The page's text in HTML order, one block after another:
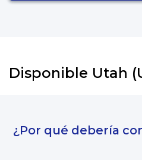
Disponible Utah
¿Por qué debería